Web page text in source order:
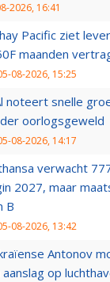
2026, 16:41
Pacific ziet
maanden
08-2026, 15:25
noteert snelle
oorlogsgeweld
08-2026, 14:17
verwacht
2027, maar
B
08-2026, 13:42
Antonov
aanslag op